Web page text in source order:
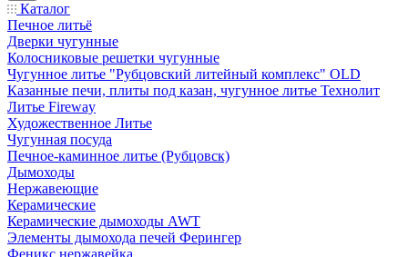
Каталог
Печное литьё
Дверки чугунные
Колосниковые решетки чугунные
Чугунное литье "Рубцовский литейный комплекс" OLD
Казанные печи, плиты под казан, чугунное литье Технолит
Литье Fireway
Художественное Литье
Чугунная посуда
Печное-каминное литье (Рубцовск)
Дымоходы
Нержавеющие
Керамические
Керамические дымоходы AWT
Элементы дымохода печей Ферингер
Феникс нержавейка